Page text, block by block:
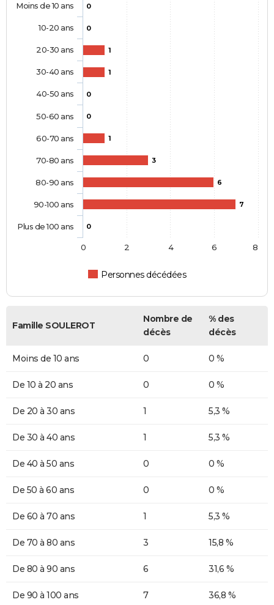
0
0
1
1
0
0
1
3
6
7
0
Personnes décédées
Moins de 10 ans
10-20 ans
20-30 ans
30-40 ans
40-50 ans
50-60 ans
60-70 ans
70-80 ans
80-90 ans
90-100 ans
Plus de 100 ans
0 2 4 6 8
Famille SOULEROT
Nombre de
décès
% des
décès
Moins de 10 ans 0 0 %
De 10 à 20 ans 0 0 %
De 20 à 30 ans 1 5,3 %
De 30 à 40 ans 1 5,3 %
De 40 à 50 ans 0 0 %
De 50 à 60 ans 0 0 %
De 60 à 70 ans 1 5,3 %
De 70 à 80 ans 3 15,8 %
De 80 à 90 ans 6 31,6 %
De 90 à 100 ans 7 36,8 %